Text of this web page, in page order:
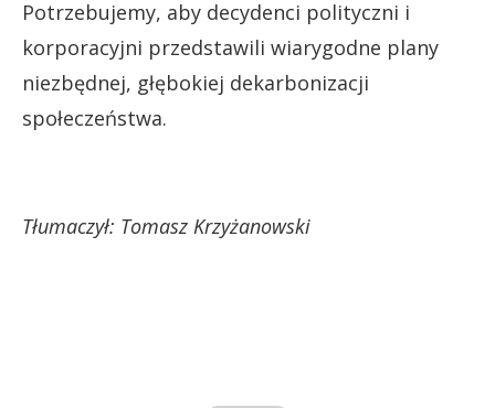
Potrzebujemy, aby decydenci polityczni i
korporacyjni przedstawili wiarygodne plany
niezbędnej, głębokiej dekarbonizacji
społeczeństwa.
Tłumaczył: Tomasz Krzyżanowski